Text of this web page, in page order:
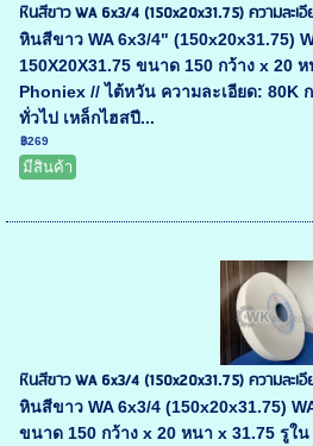
หินสีขาว WA 6x3/4 (150x20x31.75) ความละเ
หินสีขาว WA 6x3/4" (150x20x31.75)
150X20X31.75 ขนาด 150 กว้าง x 20
Phoniex // ไต้หวัน ความละเอียด: 80K
ทั่วไป เหล็กไฮสปี...
฿269
มีสินค้า
หินสีขาว WA 6x3/4 (150x20x31.75) ความละเ
หินสีขาว WA 6x3/4 (150x20x31.75)
ขนาด 150 กว้าง x 20 หนา x 31.75 รูใ